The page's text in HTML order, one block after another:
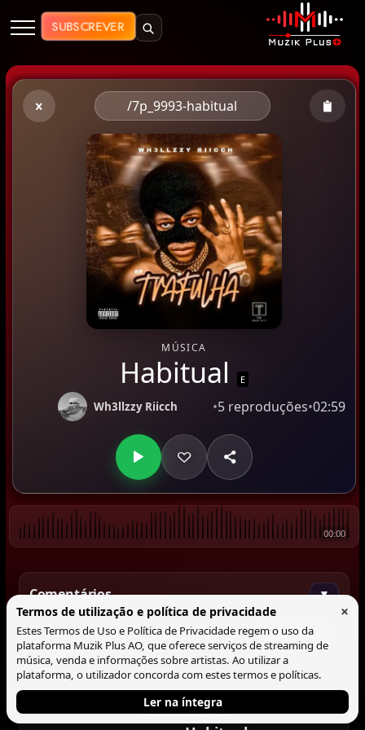
Muzik Plus AO - Streaming de
SUBSCREVER
/7p_9993-habitual
MÚSICA
Habitual E
Wh3llzzy Riicch •5 reproduções•02:59
00:00
Comentários ▼
Comentar
Tocando agora
Termos de utilização e política de privacidade ×
Estes Termos de Uso e Política de Privacidade regem o uso da
plataforma Muzik Plus AO, que oferece serviços de streaming de
música, venda e informações sobre artistas. Ao utilizar a
plataforma, o utilizador concorda com estes termos e políticas.
Ler na íntegra